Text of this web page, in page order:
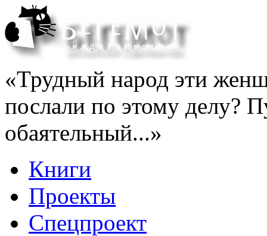
«Трудный народ эти
послали по этому делу?
обаятельный...»
Книги
Проекты
Спецпроект